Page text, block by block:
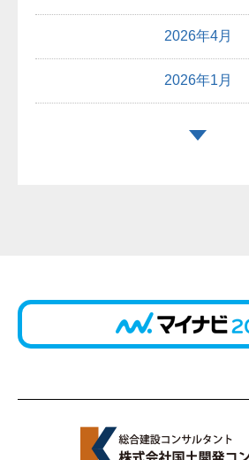
2026年4月
2026年1月
2025年7月
2025年6月
2025年4月